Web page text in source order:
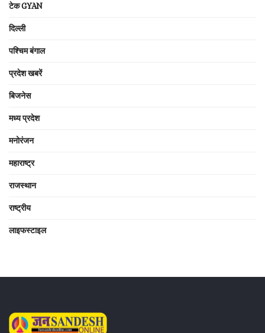
टेक GYAN
दिल्ली
पश्चिम बंगाल
प्रदेश खबरें
बिजनेस
मध्य प्रदेश
मनोरंजन
महाराष्ट्र
राजस्थान
राष्ट्रीय
लाइफस्टाइल